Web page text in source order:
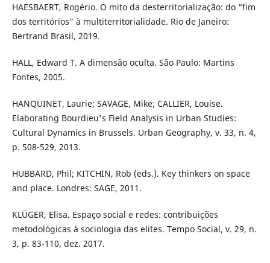
HAESBAERT, Rogério. O mito da desterritorialização: do “fim
dos territórios” à multiterritorialidade. Rio de Janeiro:
Bertrand Brasil, 2019.
HALL, Edward T. A dimensão oculta. São Paulo: Martins
Fontes, 2005.
HANQUINET, Laurie; SAVAGE, Mike; CALLIER, Louise.
Elaborating Bourdieu's Field Analysis in Urban Studies:
Cultural Dynamics in Brussels. Urban Geography, v. 33, n. 4,
p. 508-529, 2013.
HUBBARD, Phil; KITCHIN, Rob (eds.). Key thinkers on space
and place. Londres: SAGE, 2011.
KLÜGER, Elisa. Espaço social e redes: contribuições
metodológicas à sociologia das elites. Tempo Social, v. 29, n.
3, p. 83-110, dez. 2017.